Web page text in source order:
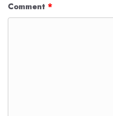
Comment *